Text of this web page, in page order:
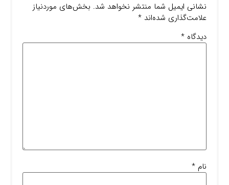
نشانی ایمیل شما منتشر نخواهد شد. بخش‌های موردنیاز
علامت‌گذاری شده‌اند *
دیدگاه *
نام *